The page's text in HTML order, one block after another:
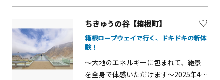
は霧のように見えることから命名され
「魔王の滝」と言われています。
ちきゅうの谷【箱根町】
箱根ロープウェイで行く、ドキドキの新体
験！
～大地のエネルギーに包まれて、絶景
を全身で体感いただけます～2025年4月